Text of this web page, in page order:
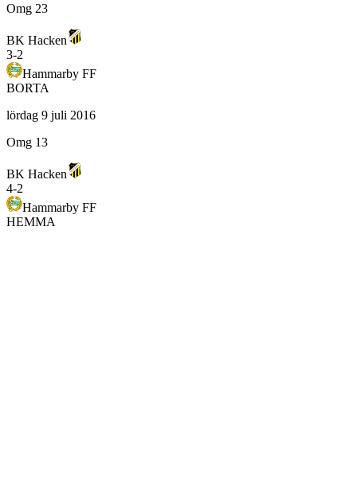
Omg 23
BK Hacken
3-2
Hammarby FF
BORTA
lördag 9 juli 2016
Omg 13
BK Hacken
4-2
Hammarby FF
HEMMA